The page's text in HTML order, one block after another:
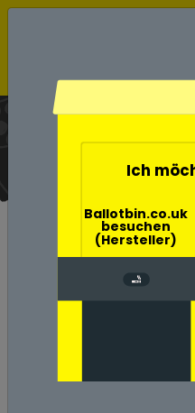
ANPASSBARE FRAGEN
INDIVIDUELLE
Ballot Bin mit einem
Ich
Ballotbin.co.uk
besuchen
(Hersteller)